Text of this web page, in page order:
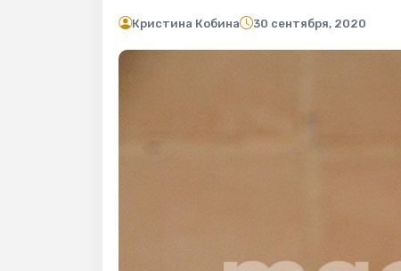
Кристина Кобина 30 сентября, 2020